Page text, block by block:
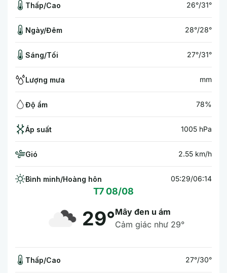
Thấp/Cao 26°/31°
Ngày/Đêm 28°/28°
Sáng/Tối 27°/31°
Lượng mưa mm
Độ ẩm 78%
Áp suất 1005 hPa
Gió 2.55 km/h
Bình minh/Hoàng hôn 05:29/06:14
T7 08/08
29°Mây đen u ám
Cảm giác như 29°
Thấp/Cao 27°/30°